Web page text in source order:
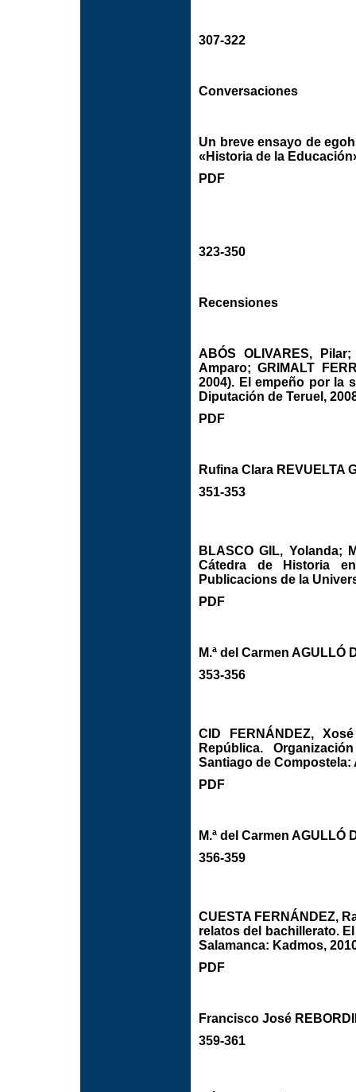
307-322
Conversaciones
Un breve ensayo de
«Historia de la
PDF
323-350
Recensiones
ABÓS OLIVARES,
Amparo; GRIMALT
2004). El empeño por la
Diputación de Teruel,
PDF
Rufina Clara REVUELTA
351-353
BLASCO GIL, Yolanda;
Cátedra de Historia
Publicacions de la
PDF
M.ª del Carmen AGULLÓ
353-356
CID FERNÁNDEZ,
República.
Santiago de Compostela:
PDF
M.ª del Carmen AGULLÓ
356-359
CUESTA FERNÁNDEZ,
relatos del bachillerato.
Salamanca: Kadmos,
PDF
Francisco José
359-361